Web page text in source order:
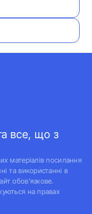
все, що з
матеріалів посилання
та використанні в
обов'язкове.
на правах